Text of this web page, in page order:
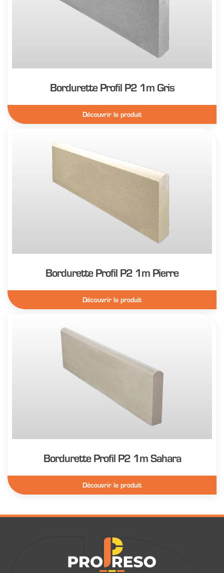
Bordurette Profil P2 1m Gris
Découvrir le produit
Bordurette Profil P2 1m Pierre
Découvrir le produit
Bordurette Profil P2 1m Sahara
Découvrir le produit